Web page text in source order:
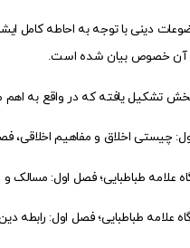
دینی با توجه به احاطه کامل
آن خصوص بیان شده است.
تشکیل یافته که در واقع به اهم
اخلاق و مفاهیم اخلاقی،
علامه طباطبایی؛ فصل اول:
علامه طباطبایی؛ فصل اول: رابطه